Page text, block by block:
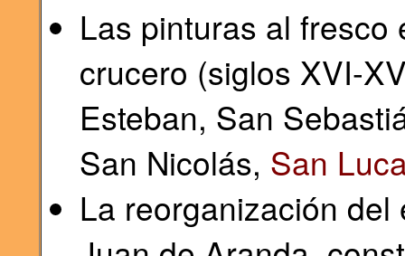
Las pinturas al
crucero (siglos XVI-
Esteban, San
San Nicolás, San
La reorganización